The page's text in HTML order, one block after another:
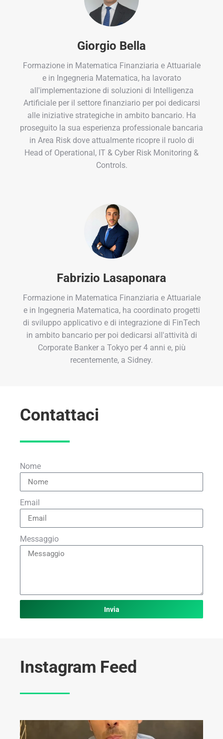
Giorgio Bella
Formazione in Matematica Finanziaria e Attuariale
e in Ingegneria Matematica, ha lavorato
all'implementazione di soluzioni di Intelligenza
Artificiale per il settore finanziario per poi dedicarsi
alle iniziative strategiche in ambito bancario. Ha
proseguito la sua esperienza professionale bancaria
in Area Risk dove attualmente ricopre il ruolo di
Head of Operational, IT & Cyber Risk Monitoring &
Controls.
Fabrizio Lasaponara
Formazione in Matematica Finanziaria e Attuariale
e in Ingegneria Matematica, ha coordinato progetti
di sviluppo applicativo e di integrazione di FinTech
in ambito bancario per poi dedicarsi all'attività di
Corporate Banker a Tokyo per 4 anni e, più
recentemente, a Sidney.
Contattaci
Nome
Email
Messaggio
Invia
Instagram Feed